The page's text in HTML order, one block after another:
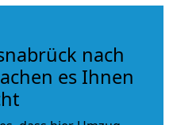
nach
es Ihnen